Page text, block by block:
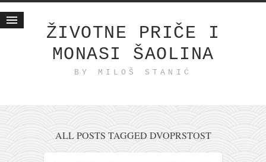
ŽIVOTNE PRIČE I
MONASI ŠAOLINA
BY MILOŠ STANIĆ
Životne priče
internet poslovanje
ishranom do zdravlja
moj haiku
ALL POSTS TAGGED DVOPRSTOST